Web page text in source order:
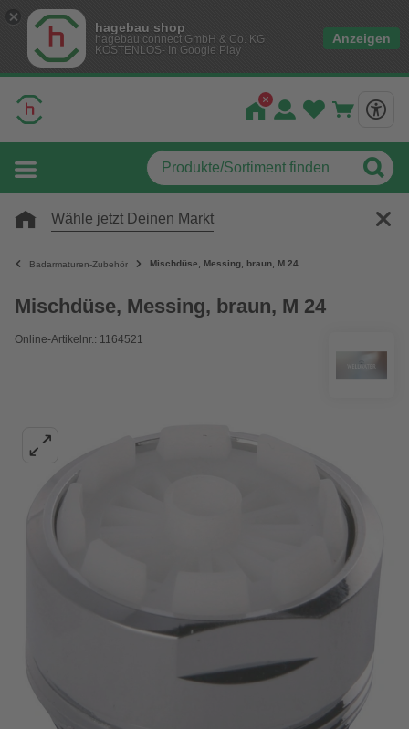
hagebau shop
hagebau connect GmbH & Co. KG
KOSTENLOS- In Google Play
Anzeigen
Wähle jetzt Deinen Markt
Badarmaturen-Zubehör Mischdüse, Messing, braun, M 24
Mischdüse, Messing, braun, M 24
Online-Artikelnr.: 1164521